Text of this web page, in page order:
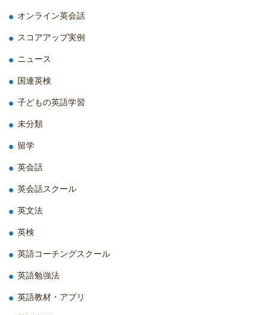
オンライン英会話
スコアアップ実例
ニュース
国連英検
子どもの英語学習
未分類
留学
英会話
英会話スクール
英文法
英検
英語コーチングスクール
英語勉強法
英語教材・アプリ